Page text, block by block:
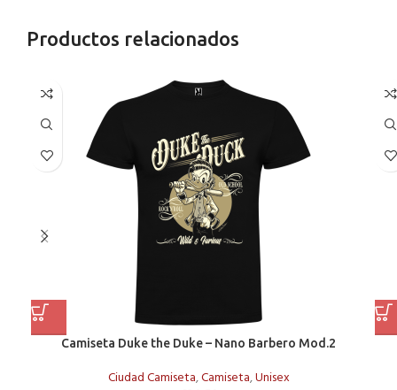
Productos relacionados
Camiseta Duke the Duke – Nano Barbero Mod.2
Ciudad Camiseta,Camiseta,Unisex